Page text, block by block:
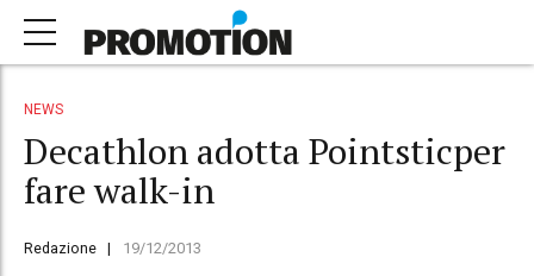
NEWS
Decathlon adotta Pointsticper
fare walk-in
Redazione 19/12/2013